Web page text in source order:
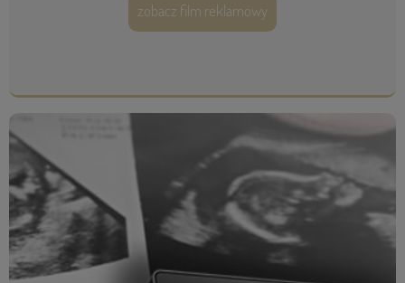
zobacz film reklamowy